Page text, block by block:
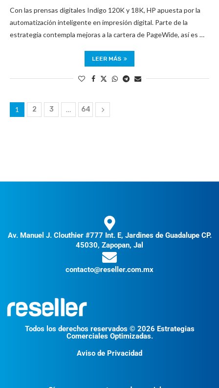
Con las prensas digitales Indigo 120K y 18K, HP apuesta por la
automatización inteligente en impresión digital. Parte de la
estrategia contempla mejoras a la cartera de PageWide, así es …
LEER MÁS
1 2 3 … 64
Av. Manuel J. Clouthier #777 Int. E, Jardines de Guadalupe CP.
45030, Zapopan, Jal
contacto@reseller.com.mx
Todos los derechos reservados © 2026 Estrategias
Comerciales Optimizadas.
Aviso de Privacidad